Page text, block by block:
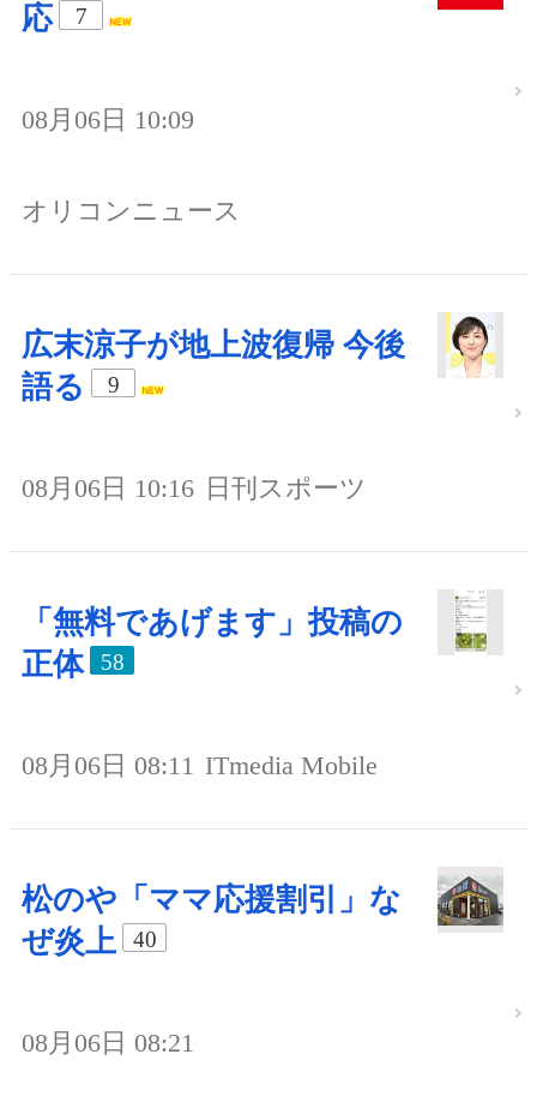
応
7
08月06日 10:09
オリコンニュース
広末涼子が地上波復帰 今後
語る
9
08月06日 10:16 日刊スポーツ
「無料であげます」投稿の
正体
58
08月06日 08:11 ITmedia Mobile
松のや「ママ応援割引」な
ぜ炎上
40
08月06日 08:21